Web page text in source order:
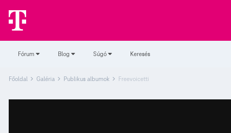
Fórum Blog Súgó Keresés
Főoldal Galéria Publikus albumok Freevoicetti